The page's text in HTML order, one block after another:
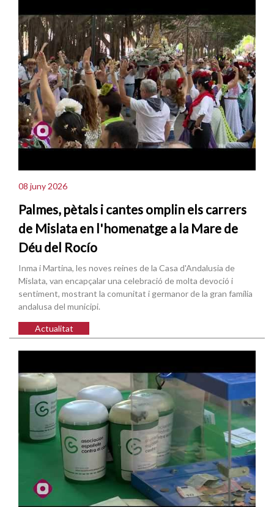
08 juny 2026
Palmes, pètals i cantes omplin els carrers
de Mislata en l'homenatge a la Mare de
Déu del Rocío
Inma i Martina, les noves reines de la Casa d'Andalusia de
Mislata, van encapçalar una celebració de molta devoció i
sentiment, mostrant la comunitat i germanor de la gran família
andalusa del municipi.
Actualitat